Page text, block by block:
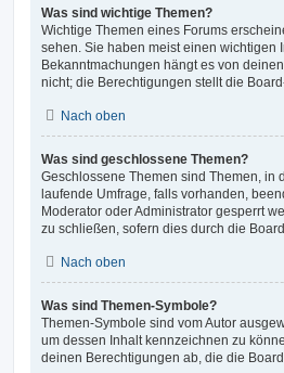
Was sind wichtige Themen?
Wichtige Themen eines Forums
sehen. Sie haben meist einen wichtigen
Bekanntmachungen hängt es von
nicht; die Berechtigungen stellt die
Nach oben
Was sind geschlossene Themen?
Geschlossene Themen sind Themen,
laufende Umfrage, falls vorhanden,
Moderator oder Administrator gesperrt
zu schließen, sofern dies durch die
Nach oben
Was sind Themen-Symbole?
Themen-Symbole sind vom Autor
um dessen Inhalt kennzeichnen zu
deinen Berechtigungen ab, die die